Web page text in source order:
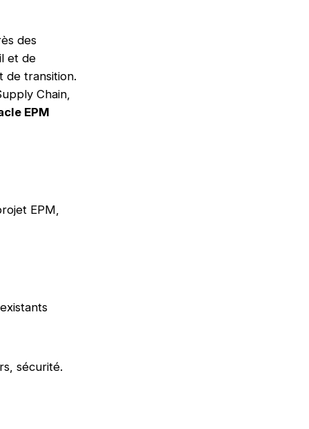
des
et de
de transition.
Chain,
EPM
EPM,
sécurité.